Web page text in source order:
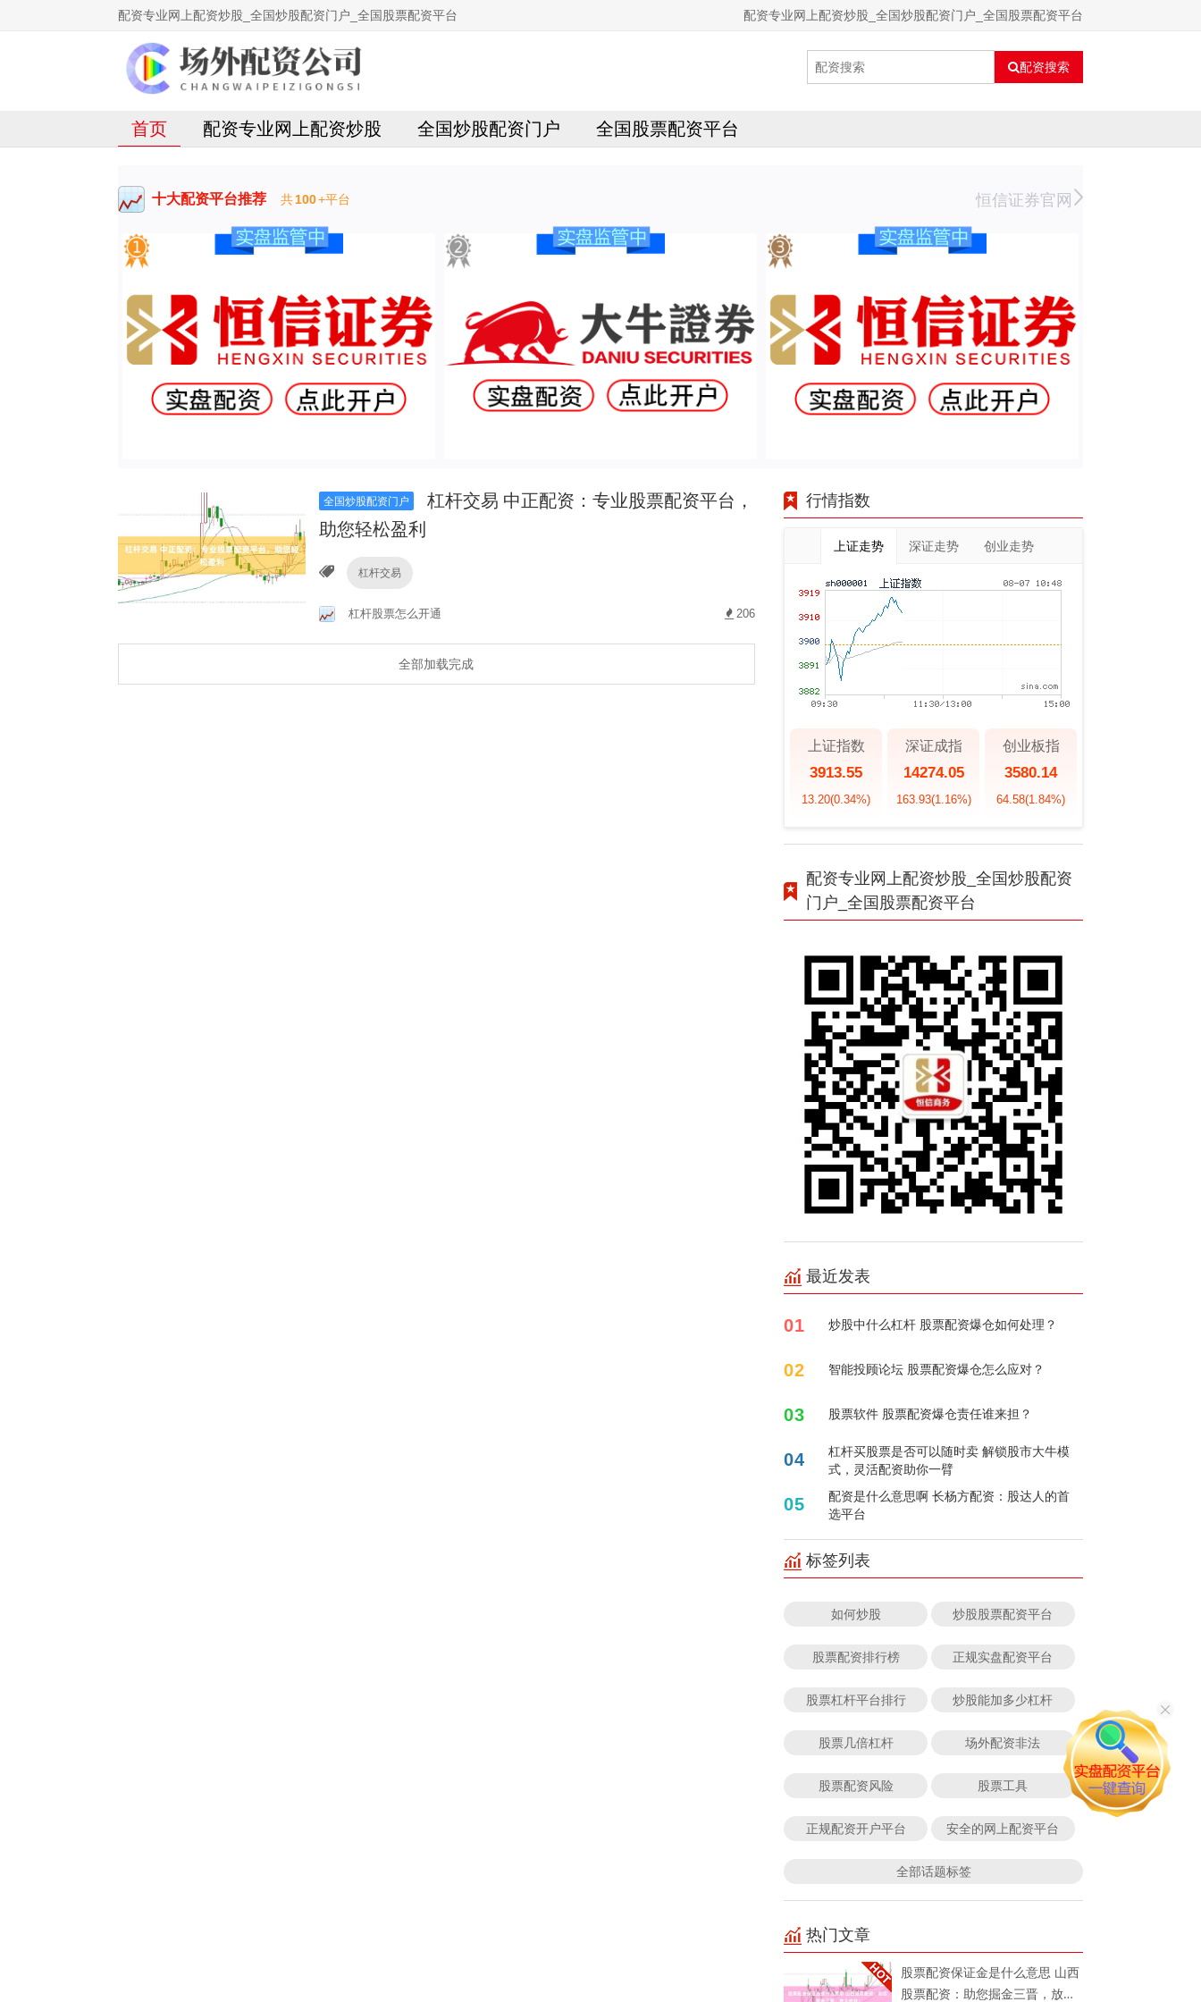
配资专业网上配资炒股_全国炒股配资门户_全国股票配资平台 配资专业网上配资炒股_全国炒股配资门户_全国股票配资平台
配资搜索
首页 配资专业网上配资炒股 全国炒股配资门户 全国股票配资平台
十大配资平台推荐 共100+平台 恒信证券官网
全国炒股配资门户
杠杆交易 中正配资：专业股票配资平台，
助您轻松盈利
杠杆交易
杠杆股票怎么开通 206
全部加载完成
行情指数
上证走势 深证走势 创业走势
上证指数
3913.55
13.20(0.34%)
深证成指
14274.05
163.93(1.16%)
创业板指
3580.14
64.58(1.84%)
配资专业网上配资炒股_全国炒股配资
门户_全国股票配资平台
最近发表
01 炒股中什么杠杆 股票配资爆仓如何处理？
02 智能投顾论坛 股票配资爆仓怎么应对？
03 股票软件 股票配资爆仓责任谁来担？
04
杠杆买股票是否可以随时卖 解锁股市大牛模
式，灵活配资助你一臂
05
配资是什么意思啊 长杨方配资：股达人的首
选平台
标签列表
如何炒股 炒股股票配资平台
股票配资排行榜 正规实盘配资平台
股票杠杆平台排行 炒股能加多少杠杆
股票几倍杠杆 场外配资非法
股票配资风险 股票工具
正规配资开户平台 安全的网上配资平台
全部话题标签
热门文章
股票配资保证金是什么意思 山西
股票配资：助您掘金三晋，放大